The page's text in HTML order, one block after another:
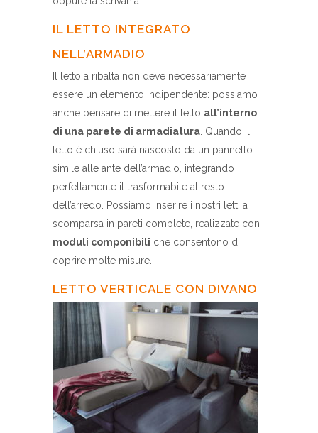
IL LETTO INTEGRATO
NELL’ARMADIO
Il letto a ribalta non deve necessariamente
essere un elemento indipendente: possiamo
anche pensare di mettere il letto all’interno
di una parete di armadiatura . Quando il
letto è chiuso sarà nascosto da un pannello
simile alle ante dell’armadio, integrando
perfettamente il trasformabile al resto
dell’arredo. Possiamo inserire i nostri letti a
scomparsa in pareti complete, realizzate con
moduli componibili che consentono di
coprire molte misure.
LETTO VERTICALE CON DIVANO